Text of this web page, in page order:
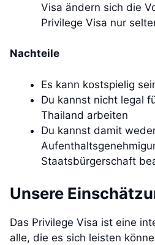
Visa ändern sich die
Privilege Visa nur
Nachteile
Es kann kostspielig
Du kannst nicht legal
Thailand arbeiten
Du kannst damit
Staatsbürgerschaft
Unsere
Das Privilege Visa ist eine
alle, die es sich leisten